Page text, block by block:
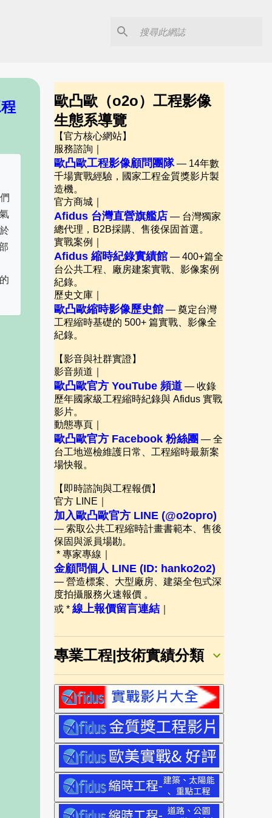
歐凸歐（o2o）工程影像
生態系導覽
【官方核心網站】
服務諮詢｜
歐凸歐工程影像顧問團隊— 14年數
千場實戰經驗，國家工程金質獎影片製
造機。
官方商城｜
Afidus 台灣直營旗艦店 — 台灣獨家
總代理，B2B採購、售後保固首選。
實戰案例｜
Afidus 縮時紀錄實績館— 400+篇全
台公共工程、廠房建案實戰、影像案例
紀錄。
歷史文庫｜
歐凸歐縮時影像歷史館— 奠定台灣
工程縮時基礎的 500+ 篇實戰、影像全
紀錄。
【影音與社群實證】
影音頻道｜
歐凸歐官方 YouTube 頻道— 收錄
歷年國家級工程縮時紀錄與 Afidus 實戰
影片。
動態專頁｜
歐凸歐官方 Facebook 粉絲團 — 全
台工地巡檢維護日常、工程縮時最新案
場快報。
【即時諮詢與工程報價】
官方 LINE｜
加入歐凸歐官方 LINE (@o2opro)
— 索取公共工程縮時計畫書範本、售後
保固與派員場勘。
* 專家專線｜
金顧問個人 LINE (ID: hanko2o2)
— 營造標案、大型廠房、建築全包式深
度拍攝服務火速報價 。
或 * 線上報價留言連結｜
專業工程|技術實績分類